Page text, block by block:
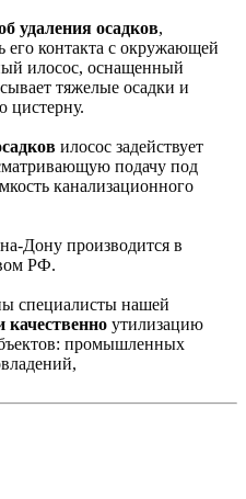
удаления осадков,
его контакта с окружающей
илосос, оснащенный
тяжелые осадки и
цистерну.
илосос задействует
подачу под
канализационного
Дону производится в
РФ.
специалисты нашей
качественно утилизацию
промышленных